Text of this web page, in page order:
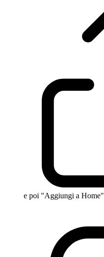
e poi "Aggiungi a Home"